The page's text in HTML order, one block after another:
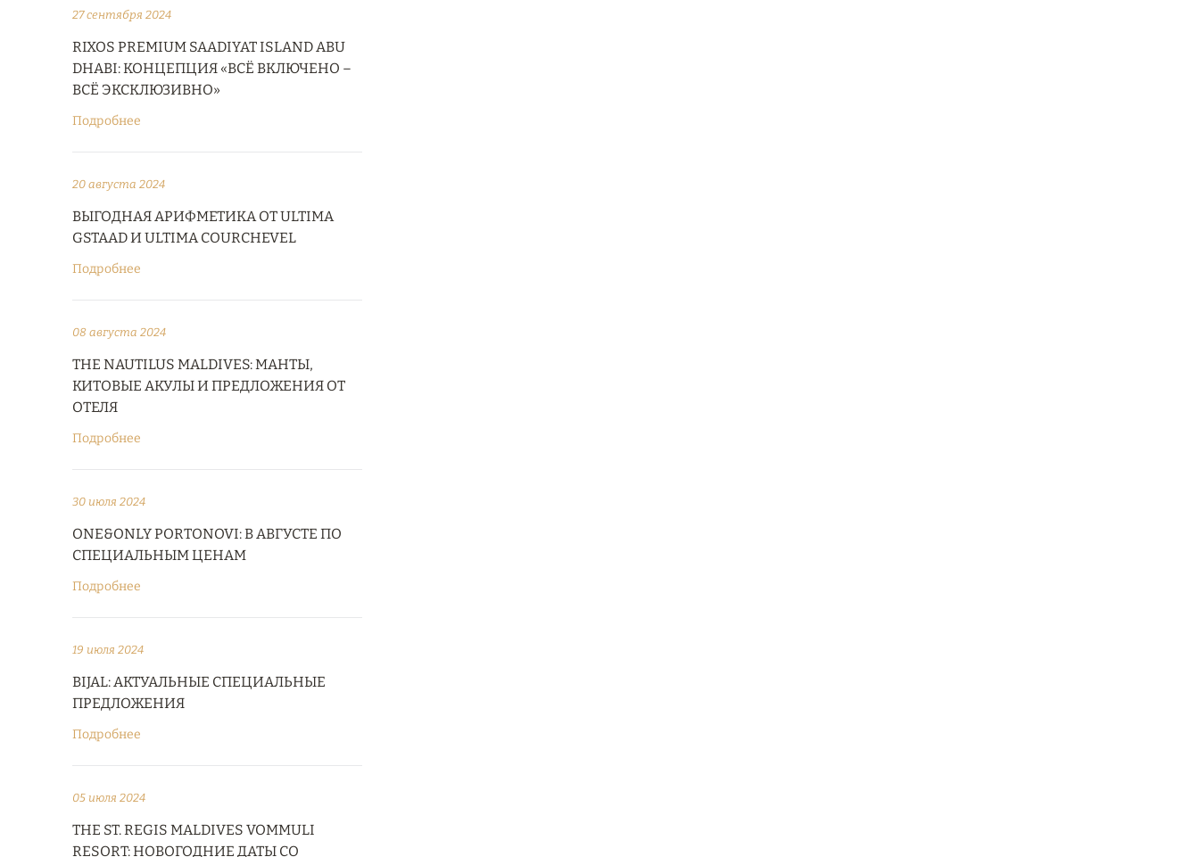
27 сентября 2024
RIXOS PREMIUM SAADIYAT ISLAND ABU
DHABI: КОНЦЕПЦИЯ «ВСЁ ВКЛЮЧЕНО –
ВСЁ ЭКСКЛЮЗИВНО»
Подробнее
20 августа 2024
ВЫГОДНАЯ АРИФМЕТИКА ОТ ULTIMA
GSTAAD И ULTIMA COURCHEVEL
Подробнее
08 августа 2024
THE NAUTILUS MALDIVES: МАНТЫ,
КИТОВЫЕ АКУЛЫ И ПРЕДЛОЖЕНИЯ ОТ
ОТЕЛЯ
Подробнее
30 июля 2024
ONE&ONLY PORTONOVI: В АВГУСТЕ ПО
СПЕЦИАЛЬНЫМ ЦЕНАМ
Подробнее
19 июля 2024
BIJAL: АКТУАЛЬНЫЕ СПЕЦИАЛЬНЫЕ
ПРЕДЛОЖЕНИЯ
Подробнее
05 июля 2024
THE ST. REGIS MALDIVES VOMMULI
RESORT: НОВОГОДНИЕ ДАТЫ СО